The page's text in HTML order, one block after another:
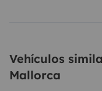
Vehículos
Mallorca